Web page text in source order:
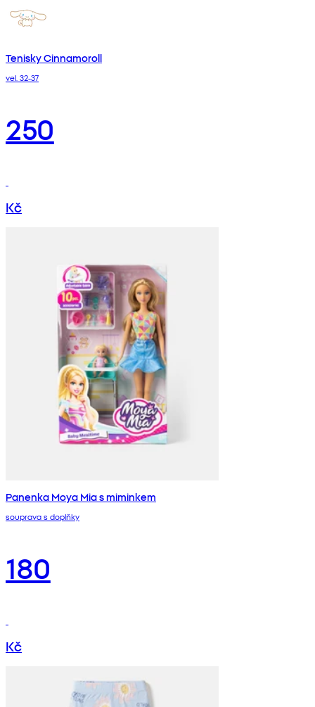
Tenisky Cinnamoroll
vel. 32-37
250
Kč
Panenka Moya Mia s miminkem
souprava s doplňky
180
Kč